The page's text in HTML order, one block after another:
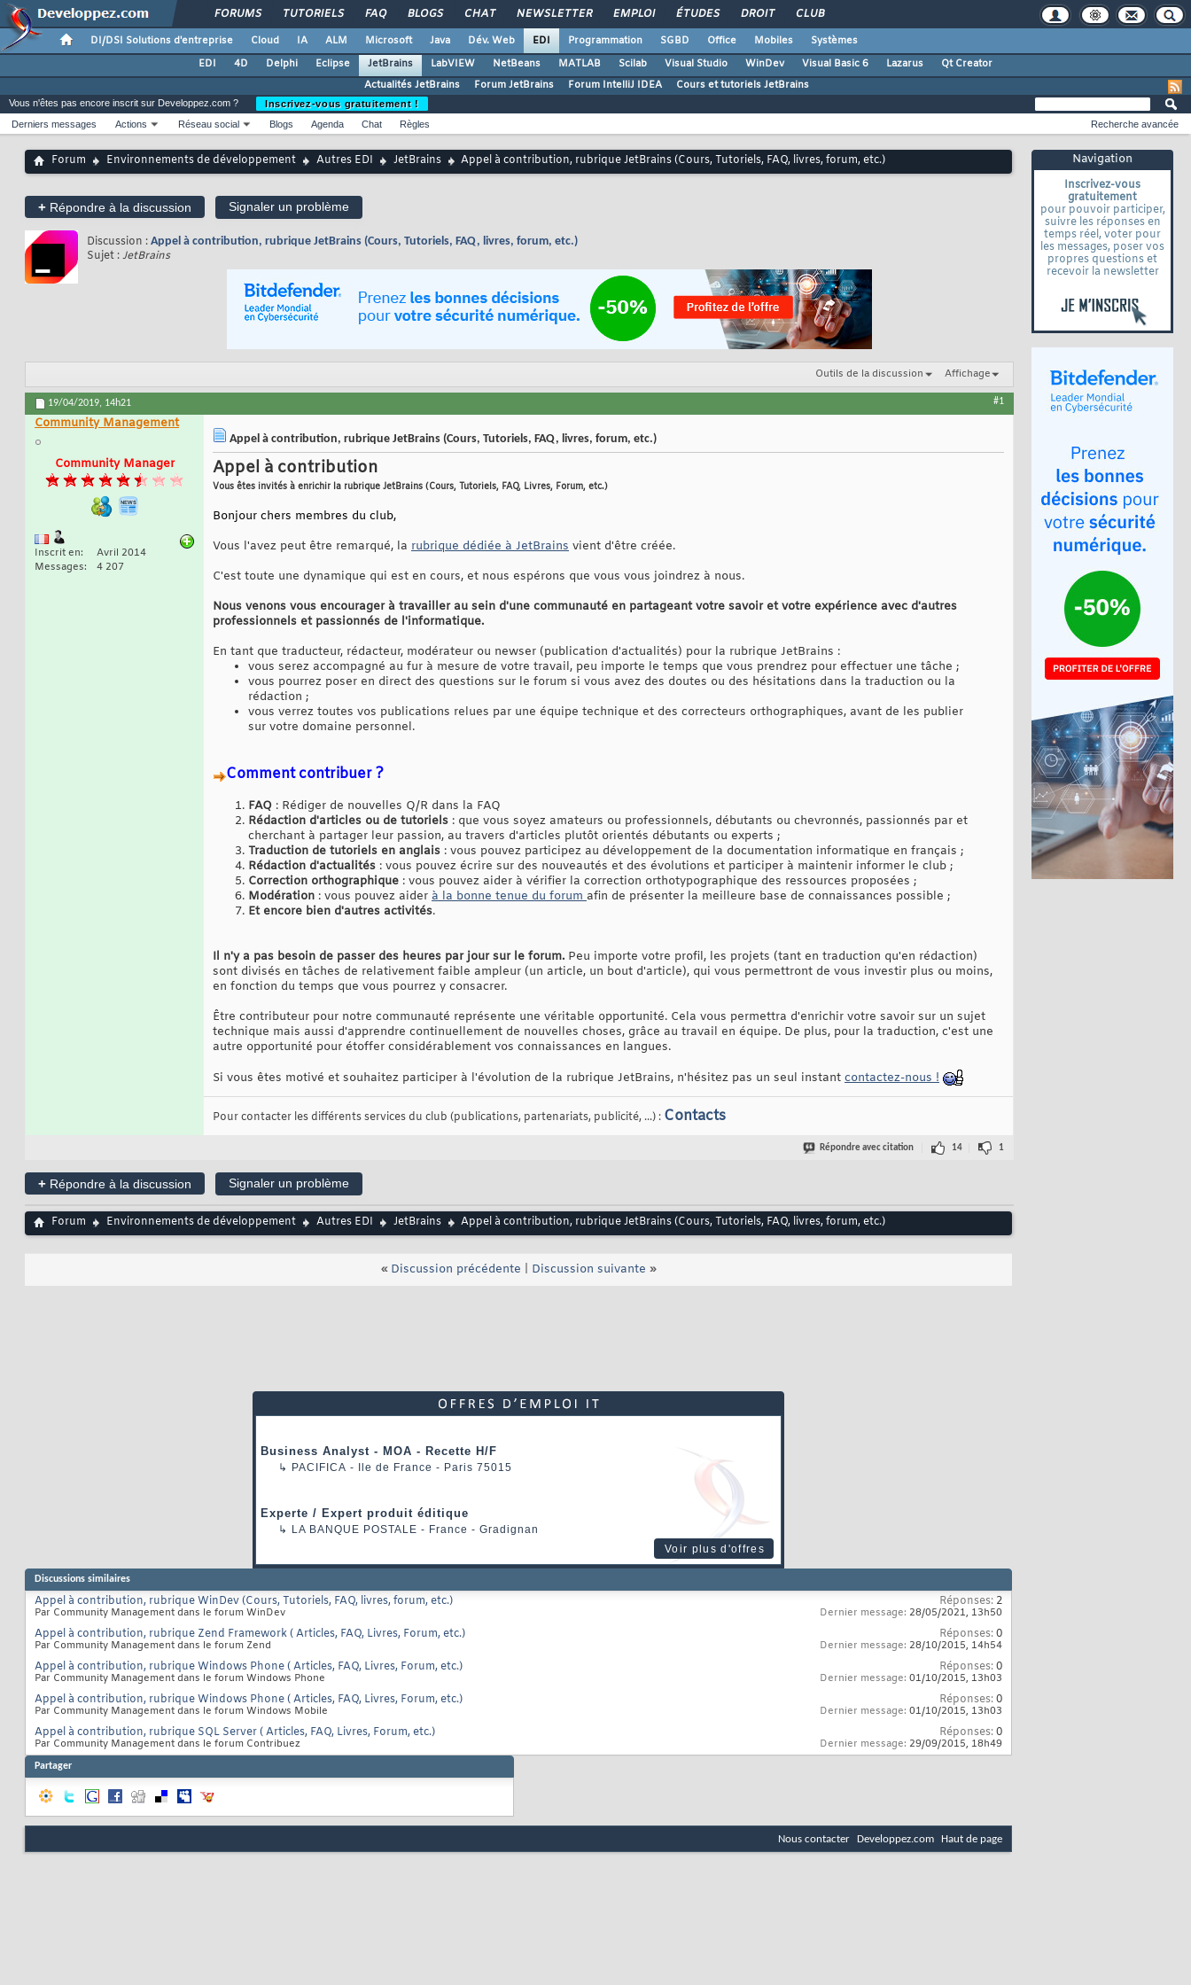
FORUMS TUTORIELS FAQ BLOGS CHAT NEWSLETTER EMPLOI ÉTUDES DROIT CLUB
DI/DSI Solutions d'entreprise Cloud IA ALM Microsoft Java Dév. Web EDI Programmation SGBD Office Mobiles
Systèmes
EDI
4D Delphi Eclipse JetBrains LabVIEW NetBeans MATLAB Scilab Visual Studio WinDev Visual Basic 6 Lazarus
Qt Creator
Actualités JetBrains
Forum JetBrains Forum IntelliJ IDEA Cours et tutoriels JetBrains
Navigation
Inscrivez-vous
gratuitement
pour pouvoir participer,
suivre les réponses en
temps réel, voter pour
les messages, poser vos
propres questions et
recevoir la newsletter
Vous n'êtes pas encore inscrit sur Developpez.com ?
Inscrivez-vous gratuitement !
Derniers messages
Actions Réseau social Blogs Agenda Chat Règles Recherche avancée
Forum Environnements de développement Autres EDI JetBrains Appel à contribution, rubrique JetBrains (Cours, Tutoriels, FAQ, livres, forum, etc.)
+ Répondre à la discussion Signaler un problème
Discussion : Appel à contribution, rubrique JetBrains (Cours, Tutoriels, FAQ, livres, forum, etc.)
Sujet :JetBrains
Outils de la discussion Affichage
19/04/2019, 14h21 #1
Community Management
Community Manager
Inscrit en
Avril 2014
Messages
4 207
Appel à contribution, rubrique JetBrains (Cours, Tutoriels, FAQ, livres, forum, etc.)
Appel à contribution
Vous êtes invités à enrichir la rubrique JetBrains (Cours, Tutoriels, FAQ, Livres, Forum, etc.)
Bonjour chers membres du club,
Vous l'avez peut être remarqué, la rubrique dédiée à JetBrains vient d'être créée.
C'est toute une dynamique qui est en cours, et nous espérons que vous vous joindrez à nous.
Nous venons vous encourager à travailler au sein d'une communauté en partageant votre savoir et votre expérience avec d'autres
professionnels et passionnés de l'informatique.
En tant que traducteur, rédacteur, modérateur ou newser (publication d'actualités) pour la rubrique JetBrains :
vous serez accompagné au fur à mesure de votre travail, peu importe le temps que vous prendrez pour effectuer une tâche ;
vous pourrez poser en direct des questions sur le forum si vous avez des doutes ou des hésitations dans la traduction ou la
rédaction ;
vous verrez toutes vos publications relues par une équipe technique et des correcteurs orthographiques, avant de les publier
sur votre domaine personnel.
Comment contribuer ?
FAQ : Rédiger de nouvelles Q/R dans la FAQ
Rédaction d'articles ou de tutoriels : que vous soyez amateurs ou professionnels, débutants ou chevronnés, passionnés par et
cherchant à partager leur passion, au travers d'articles plutôt orientés débutants ou experts ;
Traduction de tutoriels en anglais : vous pouvez participez au développement de la documentation informatique en français ;
Rédaction d'actualités : vous pouvez écrire sur des nouveautés et des évolutions et participer à maintenir informer le club ;
Correction orthographique : vous pouvez aider à vérifier la correction orthotypographique des ressources proposées ;
Modération : vous pouvez aider à la bonne tenue du forum afin de présenter la meilleure base de connaissances possible ;
Et encore bien d'autres activités.
Il n'y a pas besoin de passer des heures par jour sur le forum. Peu importe votre profil, les projets (tant en traduction qu'en rédaction)
sont divisés en tâches de relativement faible ampleur (un article, un bout d'article), qui vous permettront de vous investir plus ou moins,
en fonction du temps que vous pourrez y consacrer.
Être contributeur pour notre communauté représente une véritable opportunité. Cela vous permettra d'enrichir votre savoir sur un sujet
technique mais aussi d'apprendre continuellement de nouvelles choses, grâce au travail en équipe. De plus, pour la traduction, c'est une
autre opportunité pour étoffer considérablement vos connaissances en langues.
Si vous êtes motivé et souhaitez participer à l'évolution de la rubrique JetBrains, n'hésitez pas un seul instant contactez-nous !
Pour contacter les différents services du club (publications, partenariats, publicité, ...) : Contacts
Répondre avec citation 14 1
+ Répondre à la discussion Signaler un problème
Forum Environnements de développement Autres EDI JetBrains Appel à contribution, rubrique JetBrains (Cours, Tutoriels, FAQ, livres, forum, etc.)
« Discussion précédente Discussion suivante »
Business Analyst - MOA - Recette H/F
↳ PACIFICA - Ile de France - Paris 75015
Experte / Expert produit éditique
↳ LA BANQUE POSTALE - France - Gradignan
Voir plus d'offres
Discussions similaires
Appel à contribution, rubrique WinDev (Cours, Tutoriels, FAQ, livres, forum, etc.)
Par Community Management dans le forum WinDev
Réponses: 2
Dernier message: 28/05/2021, 13h50
Appel à contribution, rubrique Zend Framework ( Articles, FAQ, Livres, Forum, etc.)
Par Community Management dans le forum Zend
Réponses:0
Dernier message: 28/10/2015, 14h54
Appel à contribution, rubrique Windows Phone ( Articles, FAQ, Livres, Forum, etc.)
Par Community Management dans le forum Windows Phone
Réponses:0
Dernier message: 01/10/2015, 13h03
Appel à contribution, rubrique Windows Phone ( Articles, FAQ, Livres, Forum, etc.)
Par Community Management dans le forum Windows Mobile
Réponses:0
Dernier message: 01/10/2015, 13h03
Appel à contribution, rubrique SQL Server ( Articles, FAQ, Livres, Forum, etc.)
Par Community Management dans le forum Contribuez
Réponses:0
Dernier message: 29/09/2015, 18h49
Partager
Nous contacter Developpez.com Haut de page